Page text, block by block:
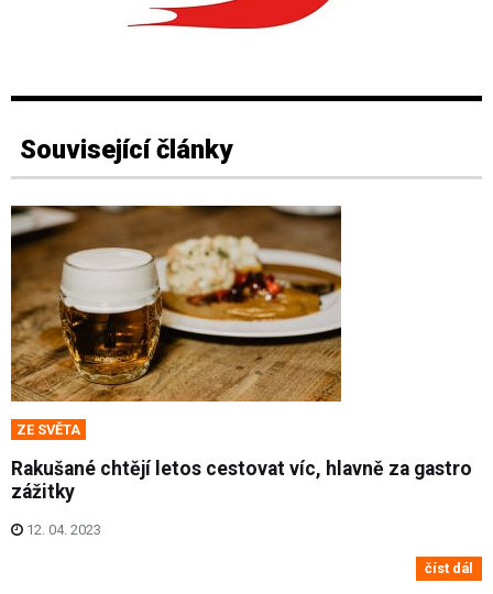
Související články
ZE SVĚTA
Rakušané chtějí letos cestovat víc, hlavně za gastro
zážitky
12. 04. 2023
číst dál